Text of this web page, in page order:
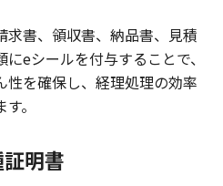
書、領収書、納品書、見積
eシールを付与することで、
を確保し、経理処理の効率
。
明書